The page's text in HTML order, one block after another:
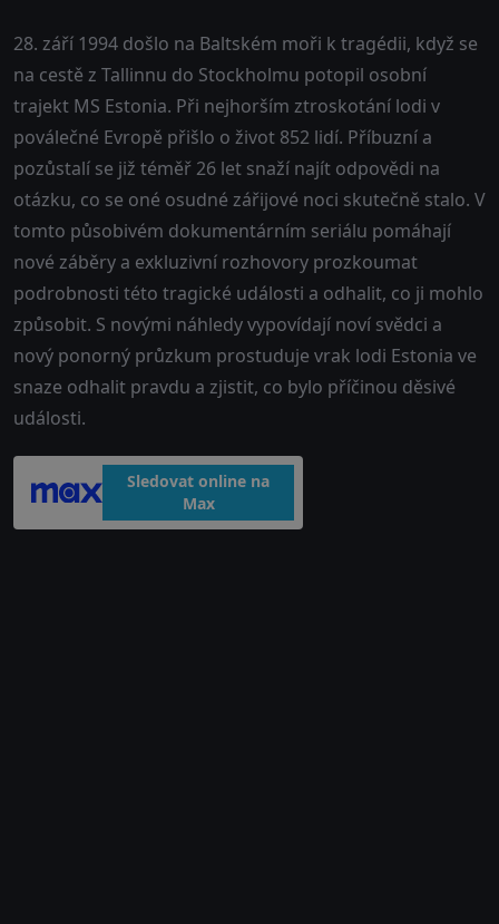
28. září 1994 došlo na Baltském moři k tragédii, když se
na cestě z Tallinnu do Stockholmu potopil osobní
trajekt MS Estonia. Při nejhorším ztroskotání lodi v
poválečné Evropě přišlo o život 852 lidí. Příbuzní a
pozůstalí se již téměř 26 let snaží najít odpovědi na
otázku, co se oné osudné zářijové noci skutečně stalo. V
tomto působivém dokumentárním seriálu pomáhají
nové záběry a exkluzivní rozhovory prozkoumat
podrobnosti této tragické události a odhalit, co ji mohlo
způsobit. S novými náhledy vypovídají noví svědci a
nový ponorný průzkum prostuduje vrak lodi Estonia ve
snaze odhalit pravdu a zjistit, co bylo příčinou děsivé
události.
Sledovat online na
Max